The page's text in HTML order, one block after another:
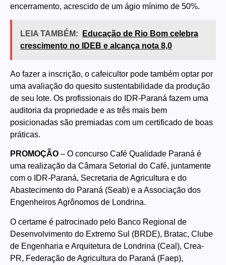
encerramento, acrescido de um ágio mínimo de 50%.
LEIA TAMBÉM:
Educação de Rio Bom celebra
crescimento no IDEB e alcança nota 8,0
Ao fazer a inscrição, o cafeicultor pode também optar por
uma avaliação do quesito sustentabilidade da produção
de seu lote. Os profissionais do IDR-Paraná fazem uma
auditoria da propriedade e as três mais bem
posicionadas são premiadas com um certificado de boas
práticas.
PROMOÇÃO – O concurso Café Qualidade Paraná é
uma realização da Câmara Setorial do Café, juntamente
com o IDR-Paraná, Secretaria de Agricultura e do
Abastecimento do Paraná (Seab) e a Associação dos
Engenheiros Agrônomos de Londrina.
O certame é patrocinado pelo Banco Regional de
Desenvolvimento do Extremo Sul (BRDE), Bratac, Clube
de Engenharia e Arquitetura de Londrina (Ceal), Crea-
PR, Federação de Agricultura do Paraná (Faep),